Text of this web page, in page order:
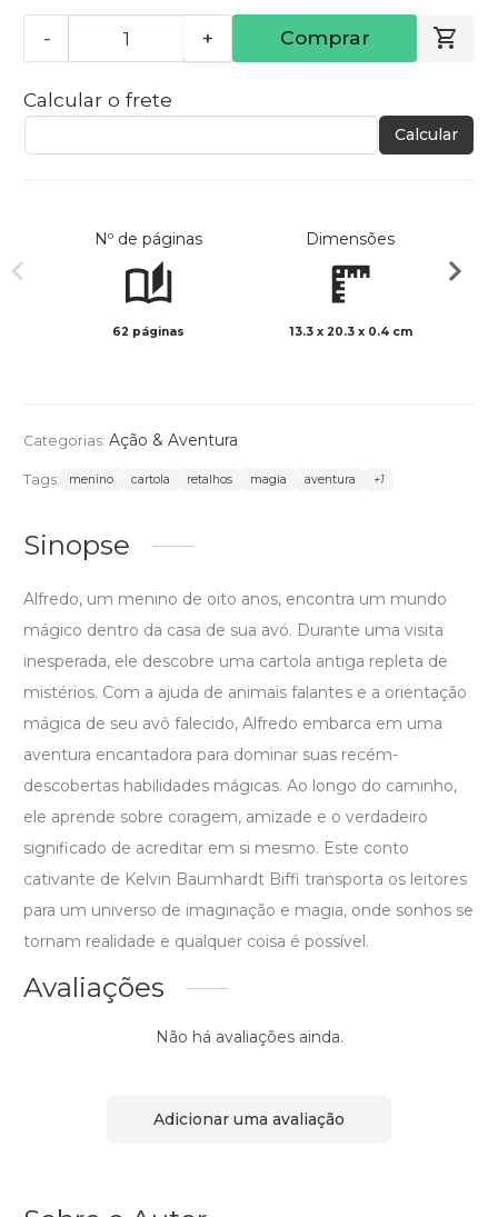
- + Comprar
Calcular o frete
Calcular
Nº de páginas
62 páginas
Dimensões
13.3 x 20.3 x 0.4 cm
Categorias: Ação & Aventura
Tags: menino cartola retalhos magia aventura +1
Sinopse
Alfredo, um menino de oito anos, encontra um mundo
mágico dentro da casa de sua avó. Durante uma visita
inesperada, ele descobre uma cartola antiga repleta de
mistérios. Com a ajuda de animais falantes e a orientação
mágica de seu avô falecido, Alfredo embarca em uma
aventura encantadora para dominar suas recém-
descobertas habilidades mágicas. Ao longo do caminho,
ele aprende sobre coragem, amizade e o verdadeiro
significado de acreditar em si mesmo. Este conto
cativante de Kelvin Baumhardt Biffi transporta os leitores
para um universo de imaginação e magia, onde sonhos se
tornam realidade e qualquer coisa é possível.
Avaliações
Não há avaliações ainda.
Adicionar uma avaliação